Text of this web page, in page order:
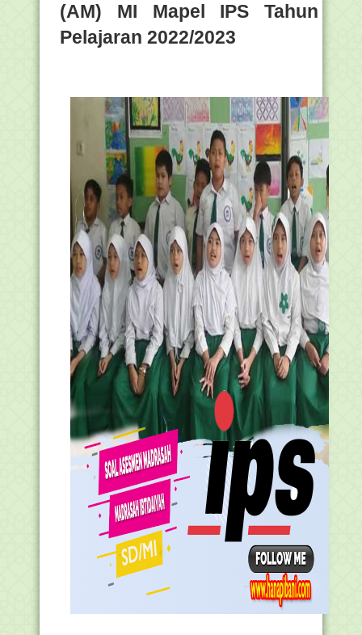
(AM) MI Mapel IPS Tahun
Pelajaran 2022/2023